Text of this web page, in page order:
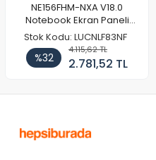
NE156FHM-NXA V18.0
Notebook Ekran Paneli
144Hz
Stok Kodu: LUCNLF83NF
%32
4.115,62 TL
2.781,52 TL